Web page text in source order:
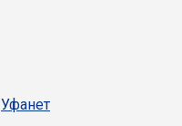
Уфанет